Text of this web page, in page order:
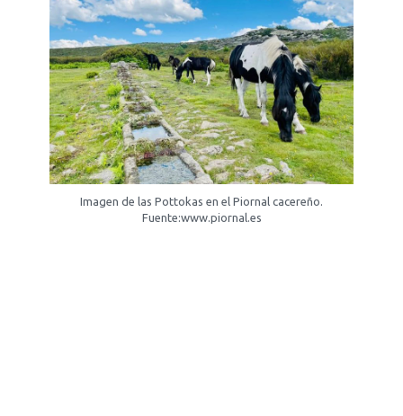
Imagen de las Pottokas en el Piornal cacereño.
Fuente:www.piornal.es